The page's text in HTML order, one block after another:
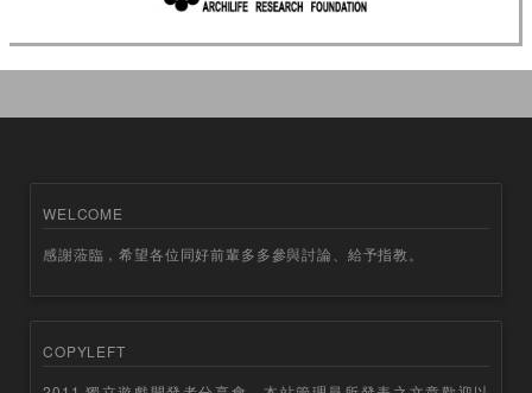
WELCOME
感謝蒞臨，希望各位同好前輩多多參與討論、給予指教。
COPYLEFT